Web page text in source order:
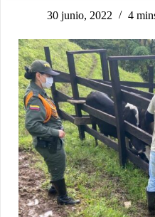
30 junio, 2022 4